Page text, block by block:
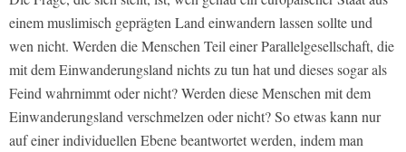
einem muslimisch geprägten Land einwandern lassen sollte und
wen nicht. Werden die Menschen Teil einer Parallelgesellschaft, die
mit dem Einwanderungsland nichts zu tun hat und dieses sogar als
Feind wahrnimmt oder nicht? Werden diese Menschen mit dem
Einwanderungsland verschmelzen oder nicht? So etwas kann nur
auf einer individuellen Ebene beantwortet werden, indem man